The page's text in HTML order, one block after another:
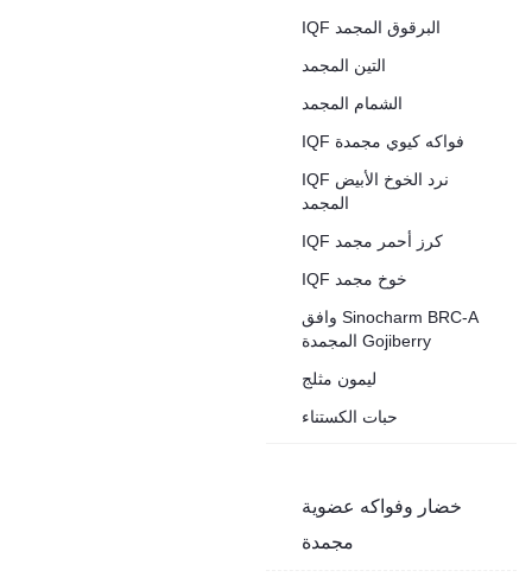
IQF البرقوق المجمد
التين المجمد
الشمام المجمد
IQF فواكه كيوي مجمدة
IQF نرد الخوخ الأبيض
المجمد
IQF كرز أحمر مجمد
IQF خوخ مجمد
وافق Sinocharm BRC-A
المجمدة Gojiberry
ليمون مثلج
حبات الكستناء
خضار وفواكه عضوية
مجمدة